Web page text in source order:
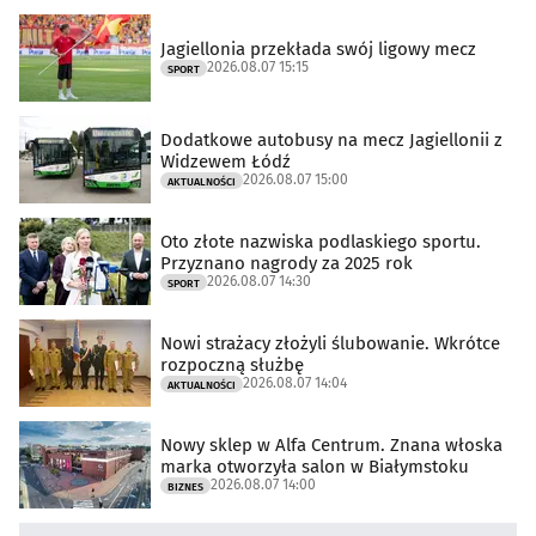
Jagiellonia przekłada swój ligowy mecz
SPORT 2026.08.07 15:15
Dodatkowe autobusy na mecz Jagiellonii z
Widzewem Łódź
AKTUALNOŚCI 2026.08.07 15:00
Oto złote nazwiska podlaskiego sportu.
Przyznano nagrody za 2025 rok
SPORT 2026.08.07 14:30
Nowi strażacy złożyli ślubowanie. Wkrótce
rozpoczną służbę
AKTUALNOŚCI 2026.08.07 14:04
Nowy sklep w Alfa Centrum. Znana włoska
marka otworzyła salon w Białymstoku
BIZNES 2026.08.07 14:00